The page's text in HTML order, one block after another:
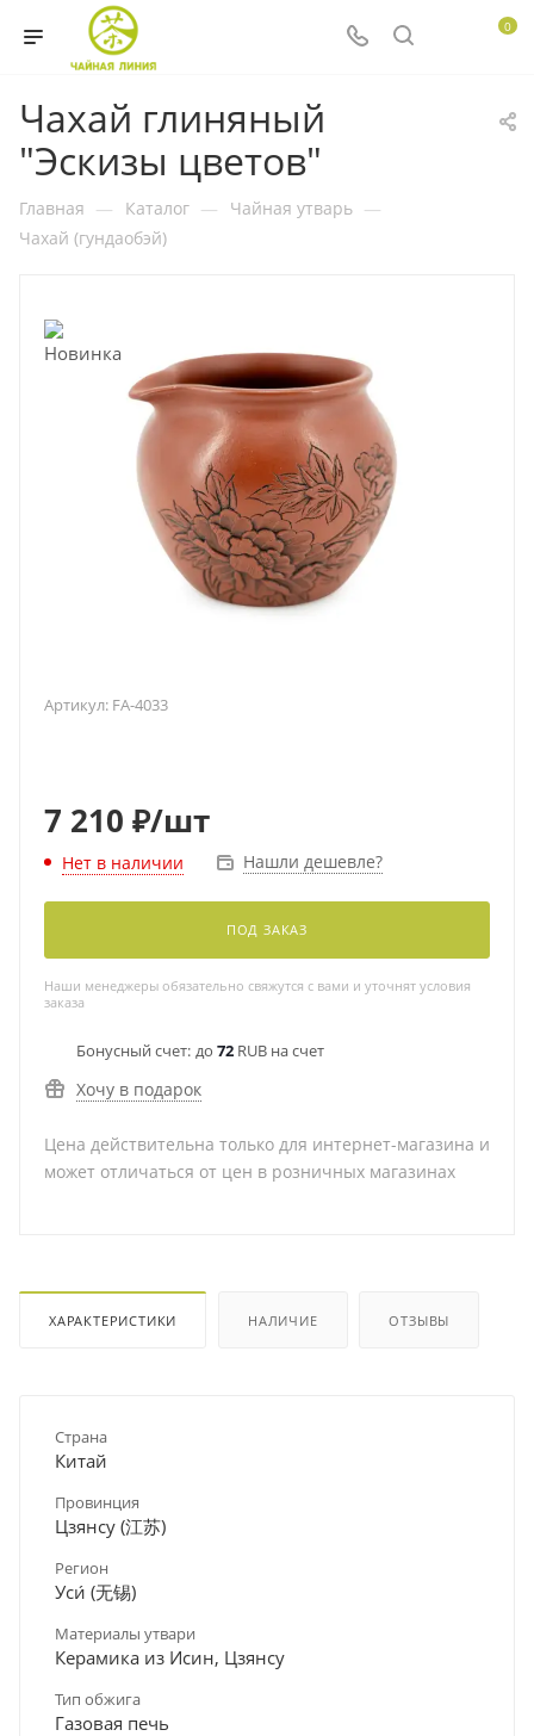
0
Чахай глиняный
"Эскизы цветов"
Главная — Каталог — Чайная утварь —
Чахай (гундаобэй)
Артикул: FA-4033
7 210 ₽/шт
Нет в наличии Нашли дешевле?
ПОД ЗАКАЗ
Наши менеджеры обязательно свяжутся с вами и уточнят условия
заказа
Бонусный счет: до 72 RUB на счет
Хочу в подарок
Цена действительна только для интернет-магазина и
может отличаться от цен в розничных магазинах
ХАРАКТЕРИСТИКИ НАЛИЧИЕ ОТЗЫВЫ
Страна
Китай
Провинция
Цзянсу (江苏)
Регион
Уси́ (无锡)
Материалы утвари
Керамика из Исин, Цзянсу
Тип обжига
Газовая печь